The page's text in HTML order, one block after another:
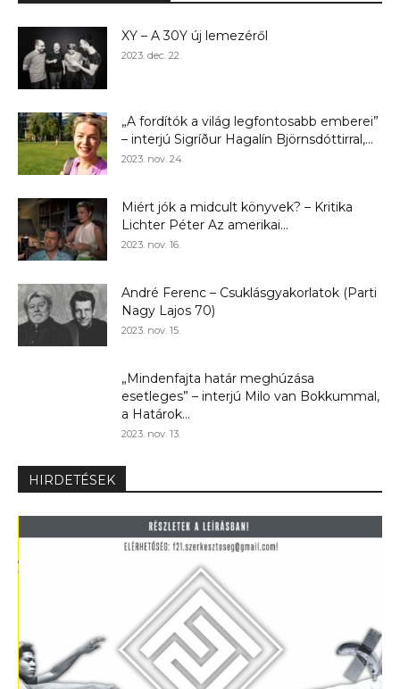
XY – A 30Y új lemezéről
2023. dec. 22.
„A fordítók a világ legfontosabb emberei”
– interjú Sigríður Hagalín Björnsdóttirral,...
2023. nov. 24.
Miért jók a midcult könyvek? – Kritika
Lichter Péter Az amerikai...
2023. nov. 16.
André Ferenc – Csuklásgyakorlatok (Parti
Nagy Lajos 70)
2023. nov. 15.
„Mindenfajta határ meghúzása
esetleges” – interjú Milo van Bokkummal,
a Határok...
2023. nov. 13.
HIRDETÉSEK